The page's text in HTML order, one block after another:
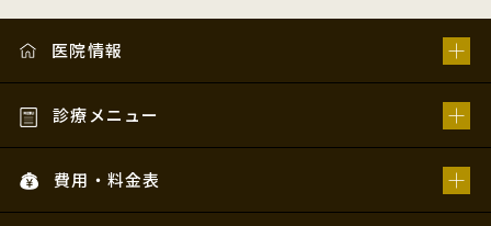
ポリシーに則り対応させていただきます。 当院のメールでの
回答は、当院へお問合せいただいた患者様の、特定の質問に
お答えすることを目的とするものです。 当院から患者様へ送
信するお返事のメールは、患者様個人宛てにお送りするもの
です。 当院の許可なくこのメールの一部または全体を転用す
ることは、著作権侵害となることがありますのでご注意くだ
さい。 お問い合わせいただいた内容によっては、回答にはお
医院情報
診療メニュー
費用・料金表